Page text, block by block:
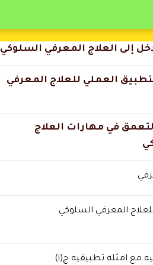
تحقق
إلى العلاج المعرفي السلوكي
العملي للعلاج المعرفي
في مهارات العلاج
المعرفي السلوكي
مع امثله تطبيقيه ج(١)
سلطان الدوسري